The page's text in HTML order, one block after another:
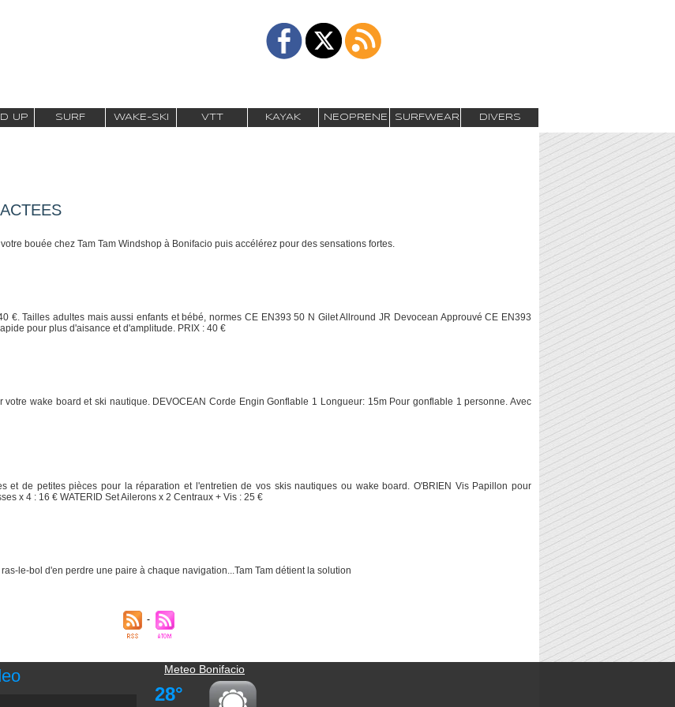
UP SURF WAKE-SKI VTT KAYAK NEOPRENE SURFWEAR DIVERS
bouée chez Tam Tam Windshop à Bonifacio puis accélérez pour des sensations fortes.
€. Tailles adultes mais aussi enfants et bébé, normes CE EN393 50 N Gilet Allround JR Devocean Approuvé CE EN393
pour plus d'aisance et d'amplitude. PRIX : 40 €
wake board et ski nautique. DEVOCEAN Corde Engin Gonflable 1 Longueur: 15m Pour gonflable 1 personne. Avec
et de petites pièces pour la réparation et l'entretien de vos skis nautiques ou wake board. O'BRIEN Vis Papillon pour
x 4 : 16 € WATERID Set Ailerons x 2 Centraux + Vis : 25 €
le-bol d'en perdre une paire à chaque navigation...Tam Tam détient la solution
Meteo Bonifacio